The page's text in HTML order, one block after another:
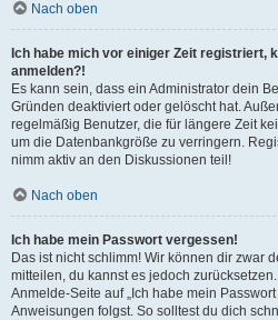
Nach oben
Ich habe mich vor einiger Zeit registriert,
anmelden?!
Es kann sein, dass ein Administrator dein
Gründen deaktiviert oder gelöscht hat.
regelmäßig Benutzer, die für längere Zeit
um die Datenbankgröße zu verringern.
nimm aktiv an den Diskussionen teil!
Nach oben
Ich habe mein Passwort vergessen!
Das ist nicht schlimm! Wir können dir zwar
mitteilen, du kannst es jedoch
Anmelde-Seite auf „Ich habe mein
Anweisungen folgst. So solltest du dich